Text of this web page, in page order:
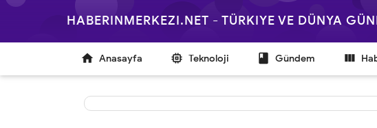
HABERINMERKEZI.NET - TÜRKIYE VE DÜNYA
 Anasayfa  Teknoloji  Gündem 